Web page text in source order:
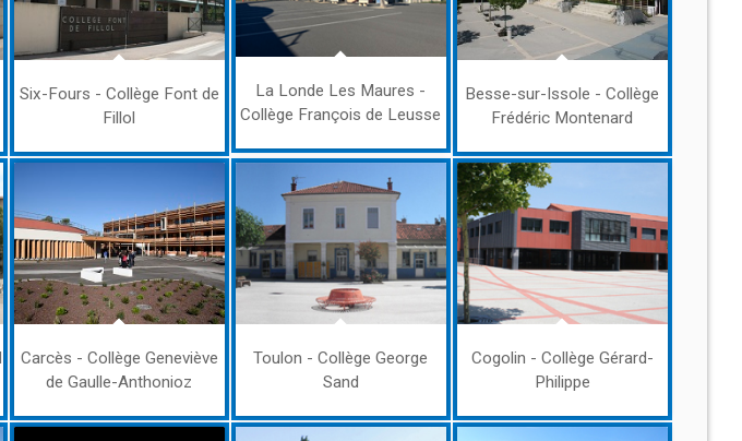
Six-Fours - Collège Font de
Fillol
La Londe Les Maures -
Collège François de Leusse
Besse-sur-Issole - Collège
Frédéric Montenard
Carcès - Collège Geneviève
de Gaulle-Anthonioz
Toulon - Collège George
Sand
Cogolin - Collège Gérard-
Philippe